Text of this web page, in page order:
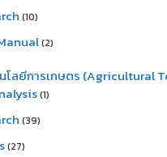
(10)
(2)
โลยีการเกษตร (Agricultural
(1)
(39)
(27)